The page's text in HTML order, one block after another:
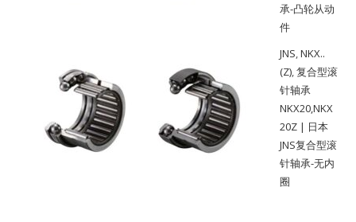
承-凸轮从动
件
JNS,NKX..
(Z),复合型滚
针轴承
NKX20,NKX
20Z | 日本
JNS复合型滚
针轴承-无内
圈